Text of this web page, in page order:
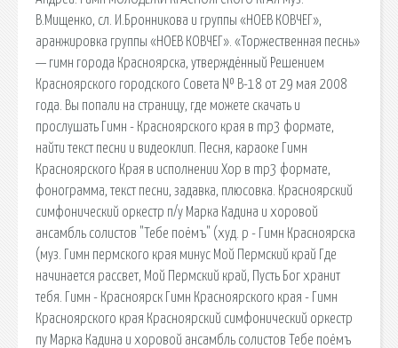
В.Мищенко, сл. И.Бронникова и группы «НОЕВ КОВЧЕГ»,
аранжировка группы «НОЕВ КОВЧЕГ». «Торжественная песнь»
— гимн города Красноярска, утверждённый Решением
Красноярского городского Совета № В-18 от 29 мая 2008
года. Вы попали на страницу, где можете скачать и
прослушать Гимн - Красноярского края в mp3 формате,
найти текст песни и видеоклип. Песня, караоке Гимн
Красноярского Края в исполнении Хор в mp3 формате,
фонограмма, текст песни, задавка, плюсовка. Красноярский
симфонический оркестр п/у Марка Кадина и хоровой
ансамбль солистов "Тебе поёмъ" (худ. р - Гимн Красноярска
(муз. Гимн пермского края минус Мой Пермский край Где
начинается рассвет, Мой Пермский край, Пусть Бог хранит
тебя. Гимн - Красноярск Гимн Красноярского края - Гимн
Красноярского края Красноярский симфонический оркестр
пу Марка Кадина и хоровой ансамбль солистов Тебе поёмъ